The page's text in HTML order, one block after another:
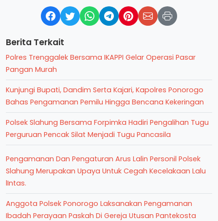
Berita Terkait
Polres Trenggalek Bersama IKAPPI Gelar Operasi Pasar
Pangan Murah
Kunjungi Bupati, Dandim Serta Kajari, Kapolres Ponorogo
Bahas Pengamanan Pemilu Hingga Bencana Kekeringan
Polsek Slahung Bersama Forpimka Hadiri Pengalihan Tugu
Perguruan Pencak Silat Menjadi Tugu Pancasila
Pengamanan Dan Pengaturan Arus Lalin Personil Polsek
Slahung Merupakan Upaya Untuk Cegah Kecelakaan Lalu
lIntas.
Anggota Polsek Ponorogo Laksanakan Pengamanan
Ibadah Perayaan Paskah Di Gereja Utusan Pantekosta